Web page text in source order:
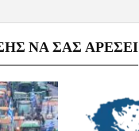
ΝΑ ΣΑΣ ΑΡΈΣΕΙ